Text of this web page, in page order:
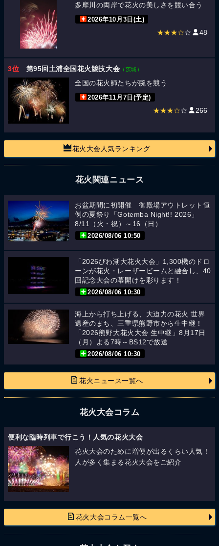
多摩川の両岸で花火の美しさを競い合う
2026年10月3日(土)
★★★☆☆ 48
3位 第95回土浦全国花火競技大会 （茨城）
全国の花火師たちが腕を競う
2026年11月7日(予定)
★★★☆☆ 266
花火大会人気ランキング
花火関連ニュース
お盆期間に初開催 御殿場アウトレット恒
例の夏祭り「Gotemba Night!! 2026」
8/11（火・祝）～16（日）
2026/08/06 10:50
「2026びわ湖大花火大会」1,300機のドロ
ーンが花火・レーザービームと融合し、40
回記念大会の幕開けを彩ります！
2026/08/06 10:30
海上から打ち上げる、大迫力の花火 世界
遺産のまち、三重県熊野市から生中継！
「2026熊野大花火大会 生中継」8月17日
（月）よる7時～BS12で放送
2026/08/06 10:30
花火ニュース一覧へ
花火大会コラム
便利な臨時列車で行こう！人気の花火大会
花火大会のために増便が出るくらい人気！
人が多く集まる花火大会をご紹介
花火大会コラム一覧へ